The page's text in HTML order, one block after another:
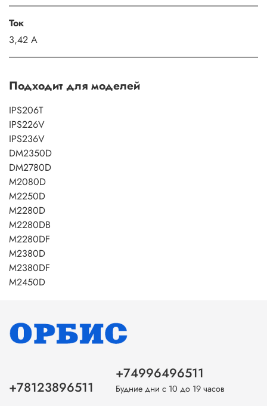
Ток
3,42 A
Подходит для моделей
IPS206T
IPS226V
IPS236V
DM2350D
DM2780D
M2080D
M2250D
M2280D
M2280DB
M2280DF
M2380D
M2380DF
M2450D
+78123896511
+74996496511
Будние дни с 10 до 19 часов